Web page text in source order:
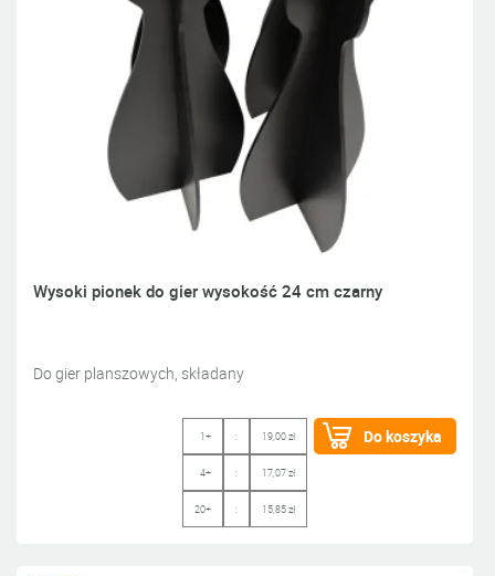
Wysoki pionek do gier wysokość 24 cm czarny
Do gier planszowych, składany
1+ : 19,00 zł
4+ : 17,07 zł
20+ : 15,85 zł
Do koszyka